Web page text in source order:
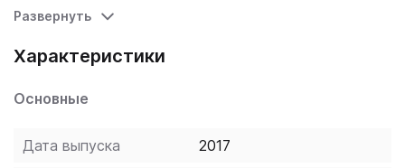
those rare and eternal stories you don't want to end' -
Her memoir, like her life, is extraordinary, harrowing and
Supplement 'I can't imagine a more important message
York Times In 1944, sixteen-year-old ballerina Edith
Развернуть
Характеристики
Основные
Дата выпуска 2017